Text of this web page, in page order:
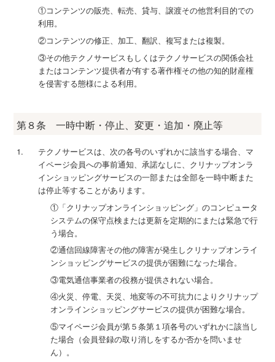
①コンテンツの販売、転売、貸与、譲渡その他営利目的での
利用。
②コンテンツの修正、加工、翻訳、複写または複製。
③その他テクノサービスもしくはテクノサービスの関係会社
またはコンテンツ提供者が有する著作権その他の知的財産権
を侵害する態様による利用。
第８条 一時中断・停止、変更・追加・廃止等
テクノサービスは、次の各号のいずれかに該当する場合、マ
イページ会員への事前通知、承諾なしに、クリナップオンラ
インショッピングサービスの一部または全部を一時中断また
は停止等することがあります。
①「クリナップオンラインショッピング」のコンピュータ
システムの保守点検または更新を定期的にまたは緊急で行
う場合。
②通信回線障害その他の障害が発生しクリナップオンライ
ンショッピングサービスの提供が困難になった場合。
③電気通信事業者の役務が提供されない場合。
④火災、停電、天災、地変等の不可抗力によりクリナップ
オンラインショッピングサービスの提供が困難な場合。
⑤マイページ会員が第５条第１項各号のいずれかに該当し
た場合（会員登録の取り消しをするか否かを問いませ
ん）。